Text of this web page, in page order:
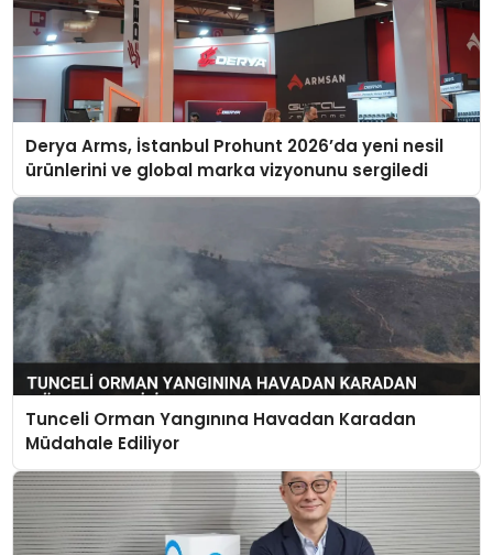
Derya Arms, İstanbul Prohunt 2026’da yeni nesil
ürünlerini ve global marka vizyonunu sergiledi
Tunceli Orman Yangınına Havadan Karadan
Müdahale Ediliyor